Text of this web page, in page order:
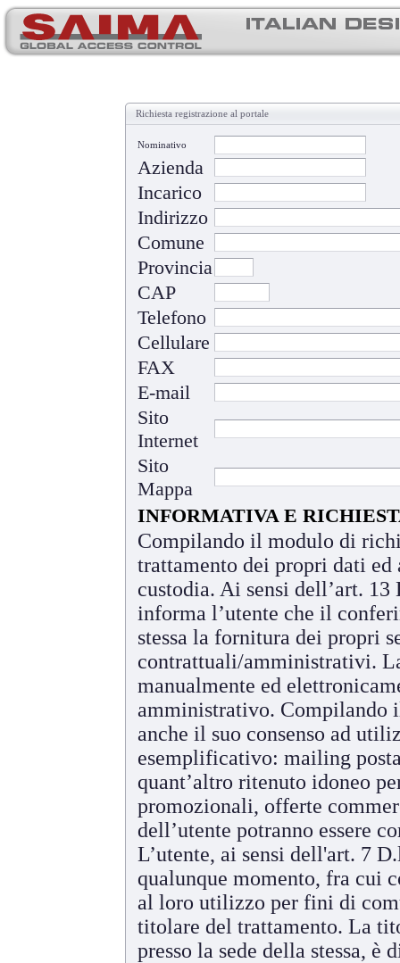
Richiesta registrazione al portale
Nominativo
Azienda
Incarico
Indirizzo
Comune
Provincia
CAP
Telefono
Cellulare
FAX
E-mail
Sito
Internet
Sito
Mappa
INFORMATIVA E
Compilando il modulo di
trattamento dei propri dati
custodia. Ai sensi dell’art.
informa l’utente che il
stessa la fornitura dei propri
contrattuali/amministrativi.
manualmente ed
amministrativo. Compilando
anche il suo consenso ad
esemplificativo: mailing
quant’altro ritenuto idoneo
promozionali, offerte
dell’utente potranno essere
L’utente, ai sensi dell'art. 7
qualunque momento, fra cui
al loro utilizzo per fini di
titolare del trattamento. La
presso la sede della stessa,